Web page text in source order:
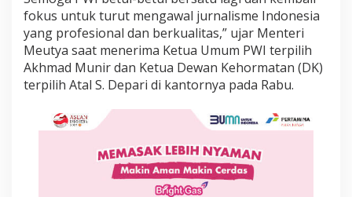
i
s
e
,
F
J
u
fokus untuk turut mengawal jurnalisme Indonesia
yang profesional dan berkualitas,” ujar Menteri
Meutya saat menerima Ketua Umum PWI terpilih
Akhmad Munir dan Ketua Dewan Kehormatan (DK)
terpilih Atal S. Depari di kantornya pada Rabu.